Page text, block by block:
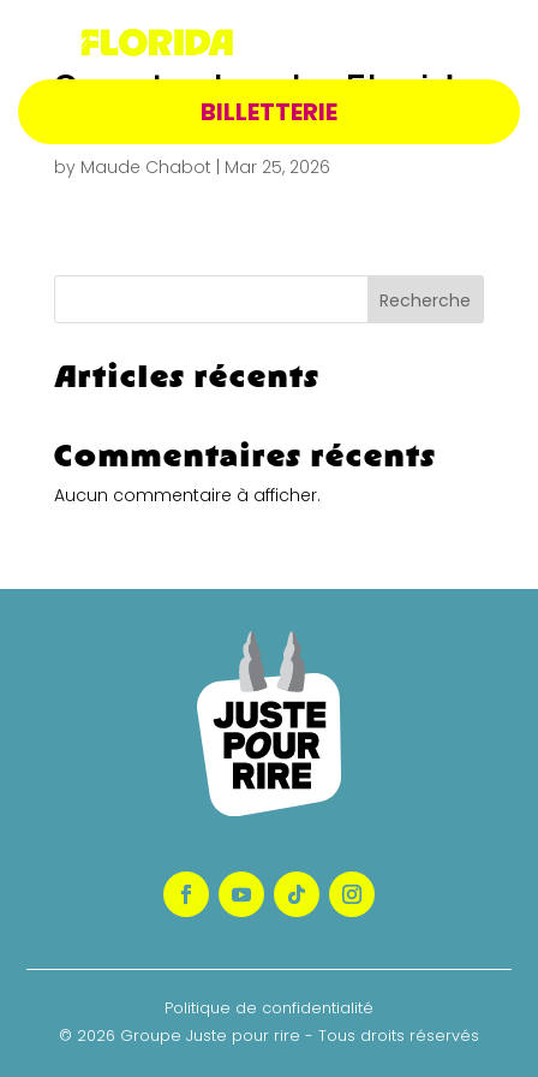
BILLETTERIE
Spectacle – La Florida
– 25 avril 2027 20h
by Maude Chabot Mar 25, 2026
Recherche
Articles récents
Commentaires récents
Aucun commentaire à afficher.
Politique de confidentialité
© 2026 Groupe Juste pour rire - Tous droits réservés